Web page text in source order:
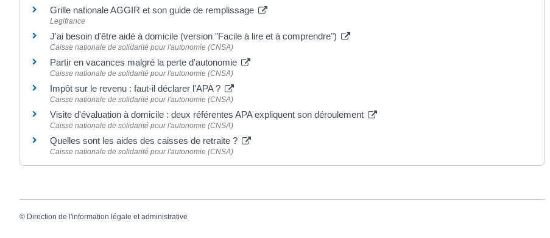
Grille nationale AGGIR et son guide de remplissage
Legifrance
J'ai besoin d'être aidé à domicile (version "Facile à lire et à comprendre")
Caisse nationale de solidarité pour l'autonomie (CNSA)
Partir en vacances malgré la perte d'autonomie
Caisse nationale de solidarité pour l'autonomie (CNSA)
Impôt sur le revenu : faut-il déclarer l'APA ?
Caisse nationale de solidarité pour l'autonomie (CNSA)
Visite d'évaluation à domicile : deux référentes APA expliquent son déroulement
Caisse nationale de solidarité pour l'autonomie (CNSA)
Quelles sont les aides des caisses de retraite ?
Caisse nationale de solidarité pour l'autonomie (CNSA)
© Direction de l'information légale et administrative